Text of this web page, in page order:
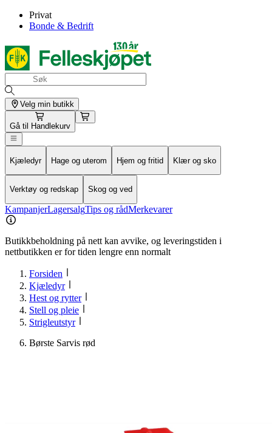
Privat
Bonde & Bedrift
Velg min butikk
Gå til Handlekurv
Kjæledyr Hage og uterom Hjem og fritid Klær og sko
Verktøy og redskap Skog og ved
KampanjerLagersalgTips og rådMerkevarer
Butikkbeholdning på nett kan avvike, og leveringstiden i
nettbutikken er for tiden lengre enn normalt
Forsiden
Kjæledyr
Hest og rytter
Stell og pleie
Strigleutstyr
Børste Sarvis rød